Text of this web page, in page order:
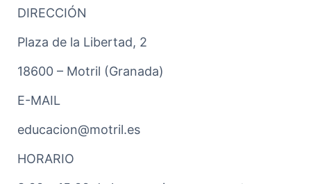
DIRECCIÓN
Plaza de la Libertad, 2
18600 – Motril (Granada)
E-MAIL
educacion@motril.es
HORARIO